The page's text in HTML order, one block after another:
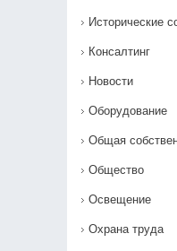
Исторические
Консалтинг
Новости
Оборудование
Общая
Общество
Освещение
Охрана труда